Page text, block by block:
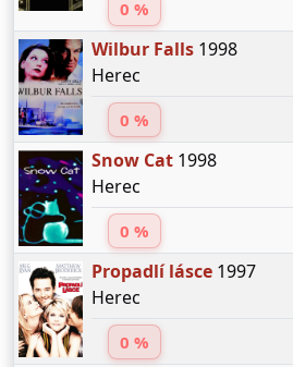
0 %
Wilbur Falls1998
Herec
0 %
Snow Cat1998
Herec
0 %
Propadlí lásce1997
Herec
0 %